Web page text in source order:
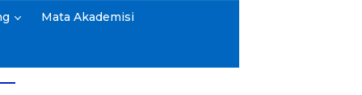
Mata Akademisi